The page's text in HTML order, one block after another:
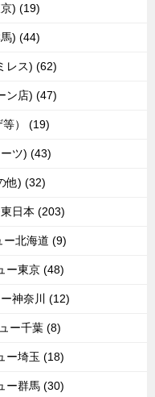
) (19)
) (44)
レス) (62)
ン店) (47)
等） (19)
ツ) (43)
他) (32)
日本 (203)
ー北海道 (9)
ー東京 (48)
神奈川 (12)
ー千葉 (8)
ー埼玉 (18)
ー群馬 (30)